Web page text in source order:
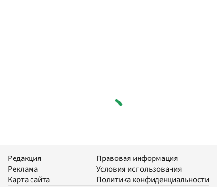
Редакция
Реклама
Карта сайта
Правовая информация
Условия использования
Политика конфиденциальности